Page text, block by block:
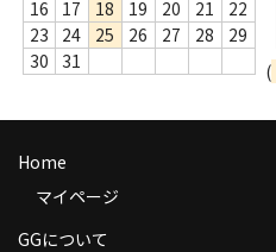
Help
送料
お支払い方法
返品
16
17 18 19 20 21
22
23
24 25 26 27 28
29
30
31
(
Home
マイページ
GGについて